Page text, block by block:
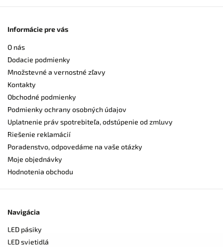
Informácie pre vás
O nás
Dodacie podmienky
Množstevné a vernostné zľavy
Kontakty
Obchodné podmienky
Podmienky ochrany osobných údajov
Uplatnenie práv spotrebiteľa, odstúpenie od zmluvy
Riešenie reklamácií
Poradenstvo, odpovedáme na vaše otázky
Moje objednávky
Hodnotenia obchodu
Navigácia
LED pásiky
LED svietidlá